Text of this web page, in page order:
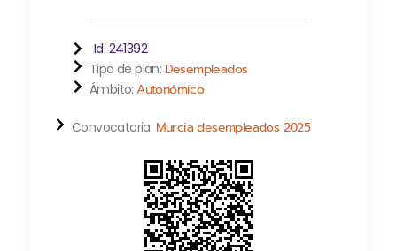
Id: 241392
Tipo de plan: Desempleados
Ámbito:Autonómico
Convocatoria: Murcia desempleados 2025